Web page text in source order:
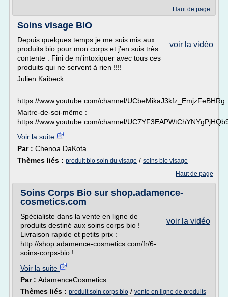
Haut de page
Soins visage BIO
voir la vidéo
Depuis quelques temps je me suis mis aux
produits bio pour mon corps et j'en suis très
contente . Fini de m'intoxiquer avec tous ces
produits qui ne servent à rien !!!!
Julien Kaibeck :
https://www.youtube.com/channel/UCbeMikaJ3kfz_EmjzFeBHRg
Maitre-de-soi-même :
https://www.youtube.com/channel/
Voir la suite
Par : Chenoa DaKota
Thèmes liés : produit bio soin du visage / soins bio visage
Haut de page
Soins Corps Bio sur shop.adamence-
cosmetics.com
voir la vidéo
Spécialiste dans la vente en ligne de
produits destiné aux soins corps bio !
Livraison rapide et petits prix :
http://shop.adamence-cosmetics.com/fr/6-
soins-corps-bio !
Voir la suite
Par : AdamenceCosmetics
Thèmes liés : produit soin corps bio / vente en ligne de produits